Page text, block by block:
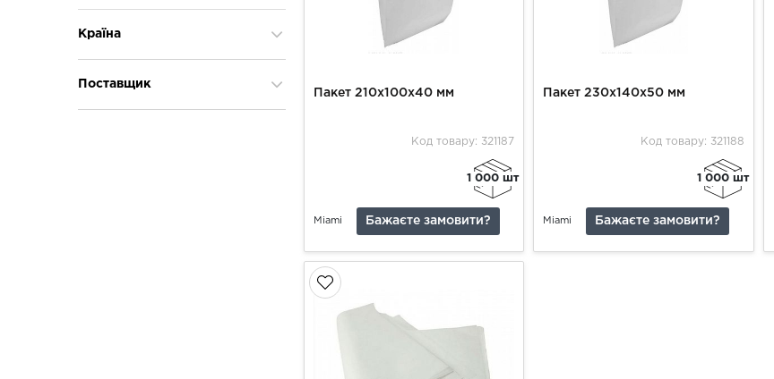
Країна
Україна
Поставщик
Пакет 210х100х40 мм
Код товару: 321187
1 000 шт
Miami Бажаєте замовити?
Пакет 230х140х50 мм
Код товару: 321188
1 000 шт
Miami Бажаєте замовити?